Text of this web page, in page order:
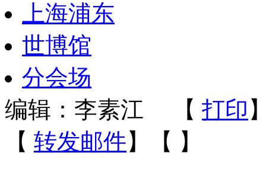
上海浦东
世博馆
分会场
编辑：李素江
【 打印
【 转发邮件】【 】